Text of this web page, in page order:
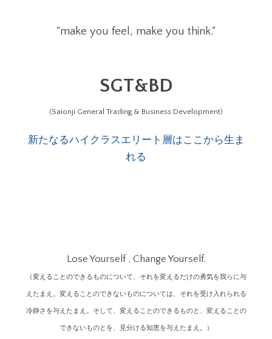
"make you feel, make you think."
SGT&BD
(Saionji General Trading & Business Development)
新たなるハイクラスエリート層はここから生ま
れる
Lose Yourself , Change Yourself.
（変えることのできるものについて、それを変えるだけの勇気を我らに与
えたまえ。変えることのできないものについては、それを受け入れられる
冷静さを与えたまえ。そして、変えることのできるものと、変えることの
できないものとを、見分ける知恵を与えたまえ。）